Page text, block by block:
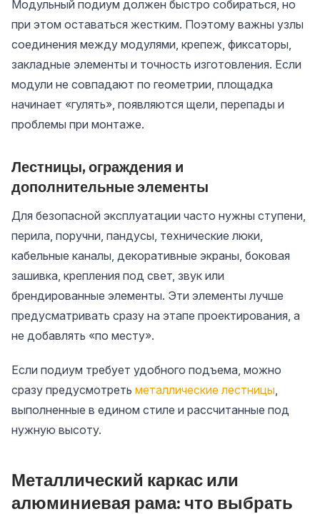
Модульный подиум должен быстро собираться, но
при этом оставаться жестким. Поэтому важны узлы
соединения между модулями, крепеж, фиксаторы,
закладные элементы и точность изготовления. Если
модули не совпадают по геометрии, площадка
начинает «гулять», появляются щели, перепады и
проблемы при монтаже.
Лестницы, ограждения и
дополнительные элементы
Для безопасной эксплуатации часто нужны ступени,
перила, поручни, пандусы, технические люки,
кабельные каналы, декоративные экраны, боковая
зашивка, крепления под свет, звук или
брендированные элементы. Эти элементы лучше
предусматривать сразу на этапе проектирования, а
не добавлять «по месту».
Если подиум требует удобного подъема, можно
сразу предусмотреть металлические лестницы,
выполненные в едином стиле и рассчитанные под
нужную высоту.
Металлический каркас или
алюминиевая рама: что выбрать